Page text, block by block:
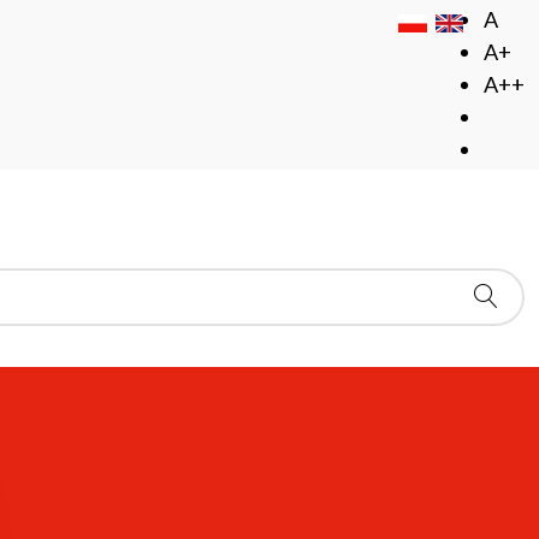
A
A+
A++